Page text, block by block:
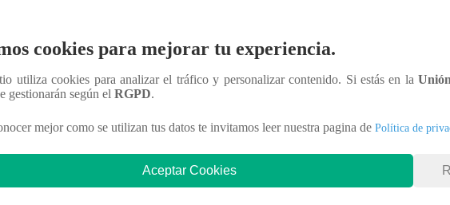
a bailar y gozar a las familias peruanas con una
canto. La transmisión de estos musicales permitirá a los
memorables interpretaciones de tus artistas
cookies para mejorar tu experiencia.
utiliza cookies para analizar el tráfico y personalizar contenido. Si estás en la
gestionarán según el RGPD.
mejor como se utilizan tus datos te invitamos leer nuestra pagina de Política de
Aceptar Cookies